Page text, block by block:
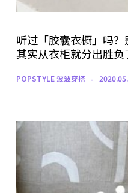
听过「胶囊衣橱」吗？
其实从衣柜就分出胜负
POPSTYLE 波波穿搭